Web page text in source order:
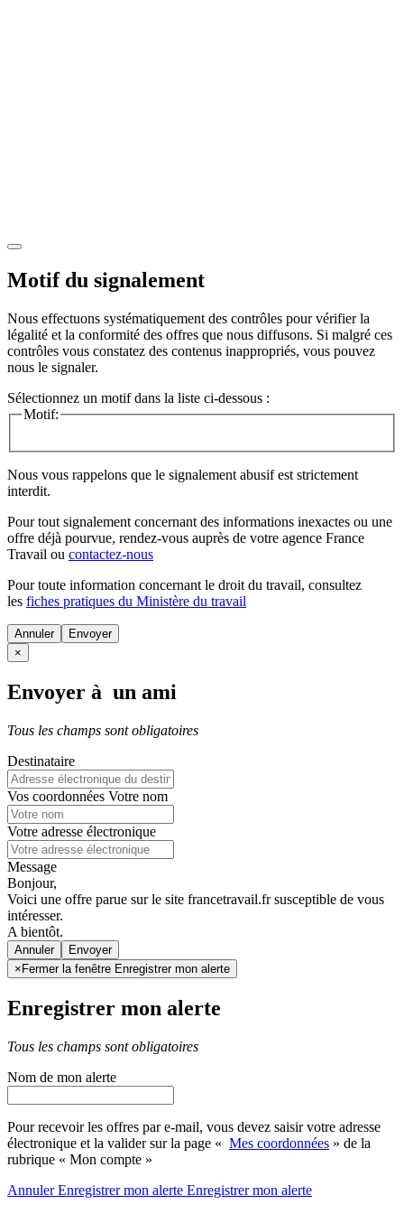
Motif du signalement
Nous effectuons systématiquement des contrôles pour vérifier la
légalité et la conformité des offres que nous diffusons. Si malgré ces
contrôles vous constatez des contenus inappropriés, vous pouvez
nous le signaler.
Sélectionnez un motif dans la liste ci-dessous :
Motif:
Nous vous rappelons que le signalement abusif est strictement
interdit.
Pour tout signalement concernant des informations inexactes ou une
offre déjà pourvue, rendez-vous auprès de votre agence France
Travail ou contactez-nous
Pour toute information concernant le droit du travail, consultez
les fiches pratiques du Ministère du travail
Annuler
×
Envoyer à un ami
Tous les champs sont obligatoires
Destinataire
Vos coordonnées Votre nom
Votre adresse électronique
Message
Bonjour,
Voici une offre parue sur le site francetravail.fr susceptible de vous
intéresser.
A bientôt.
Annuler
× Fermer la fenêtre Enregistrer mon alerte
Enregistrer mon alerte
Tous les champs sont obligatoires
Nom de mon alerte
Pour recevoir les offres par e-mail, vous devez saisir votre adresse
électronique et la valider sur la page « Mes coordonnées » de la
rubrique « Mon compte »
AnnulerEnregistrer mon alerte Enregistrermon alerte